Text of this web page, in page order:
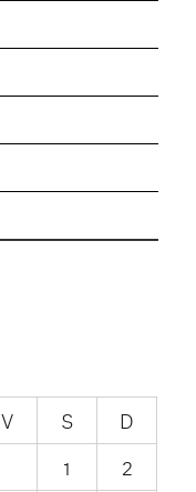
V S
D
1
2